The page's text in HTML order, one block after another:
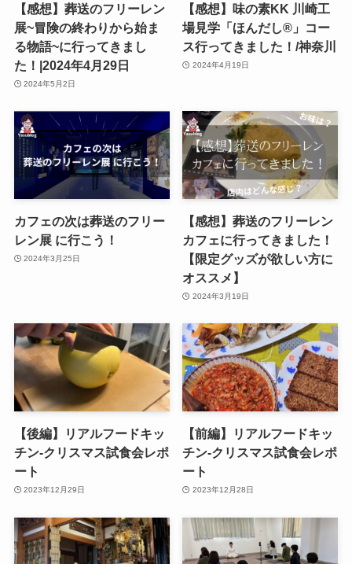
【感想】葬送のフリーレン
展~冒険の終わりから始ま
る物語~に行ってきまし
た！|2024年4月29日
2024年5月2日
【感想】味の素KK 川崎工
場見学「ほんだし®」コー
ス行ってきました！/神奈川
2024年4月19日
カフェの次は葬送のフリー
レン展 に行こう！
2024年3月25日
【感想】葬送のフリーレン
カフェに行ってきました！
【限定グッズが欲しい方に
オススメ】
2024年3月19日
【後編】リアルフードキッ
チン-クリスマス試食会レポ
ート
2023年12月29日
【前編】リアルフードキッ
チン-クリスマス試食会レポ
ート
2023年12月28日